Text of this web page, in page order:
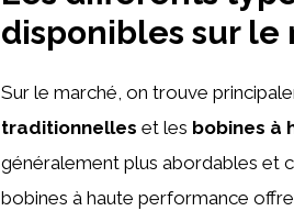
disponibles sur le
Sur le marché, on trouve
traditionnelles et les bobines à
généralement plus abordables et
bobines à haute performance